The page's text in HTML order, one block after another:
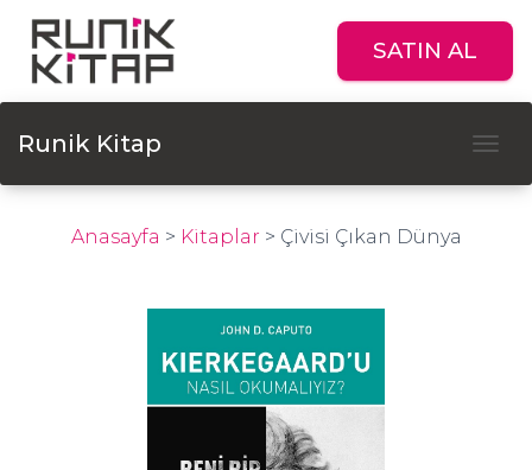
SATIN AL
Runik Kitap
Anasayfa > Kitaplar > Çivisi Çıkan Dünya